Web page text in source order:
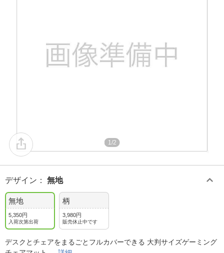
1/2
デザイン ： 無地
無地
5,350円
入荷次第出荷
柄
3,980円
販売休止中です
デスクとチェアをまるごとフルカバーできる 大判サイズゲーミング